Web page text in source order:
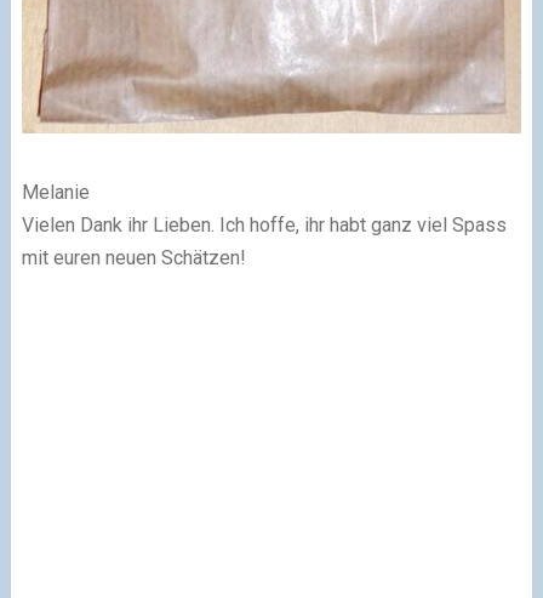
Melanie
Vielen Dank ihr Lieben. Ich hoffe, ihr habt ganz viel Spass
mit euren neuen Schätzen!